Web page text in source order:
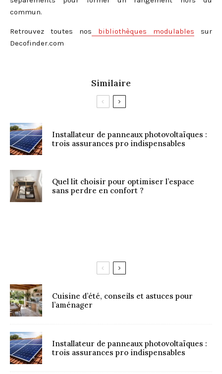
commun.
Retrouvez toutes nos bibliothèques modulables sur
Decofinder.com
Similaire
Installateur de panneaux photovoltaïques :
trois assurances pro indispensables
Quel lit choisir pour optimiser l’espace
sans perdre en confort ?
Cuisine d’été, conseils et astuces pour
l’aménager
Installateur de panneaux photovoltaïques :
trois assurances pro indispensables